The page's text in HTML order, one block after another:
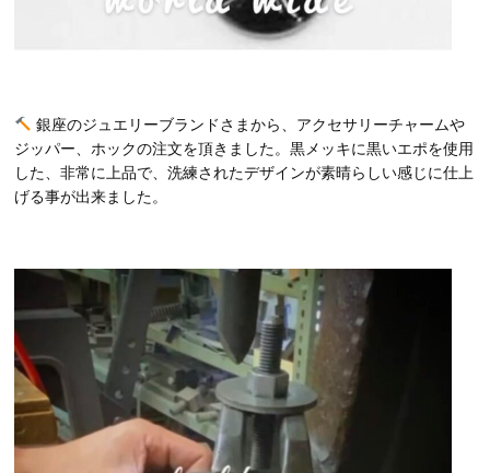
銀座のジュエリーブランドさまから、アクセサリーチャームや
ジッパー、ホックの注文を頂きました。黒メッキに黒いエポを使用
した、非常に上品で、洗練されたデザインが素晴らしい感じに仕上
げる事が出来ました。